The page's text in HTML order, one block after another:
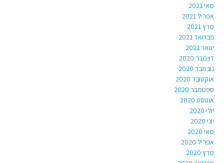
מאי 2021
אפריל 2021
מרץ 2021
פברואר 2021
ינואר 2021
דצמבר 2020
נובמבר 2020
אוקטובר 2020
ספטמבר 2020
אוגוסט 2020
יולי 2020
יוני 2020
מאי 2020
אפריל 2020
מרץ 2020